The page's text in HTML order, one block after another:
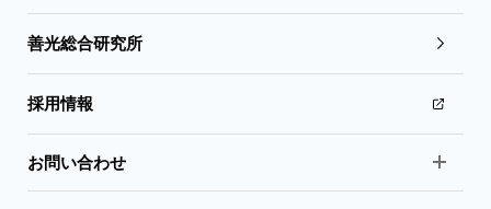
善光総合研究所
採用情報
お問い合わせ